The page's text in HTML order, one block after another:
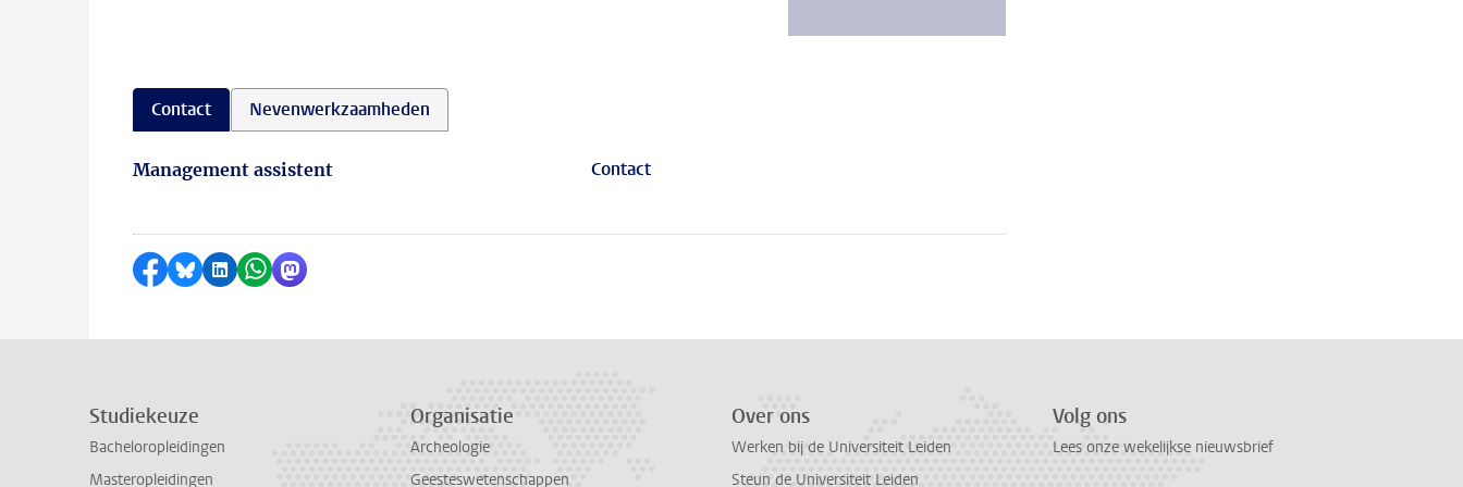
Contact Nevenwerkzaamheden
Management assistent Contact
Delen op Facebook
Delen via Bluesky
Delen op LinkedIn
Delen via WhatsApp
Delen via Mastodon
Studiekeuze
Bacheloropleidingen
Masteropleidingen
Organisatie
Archeologie
Geesteswetenschappen
Over ons
Werken bij de Universiteit Leiden
Steun de Universiteit Leiden
Volg ons
Lees onze wekelijkse nieuwsbrief